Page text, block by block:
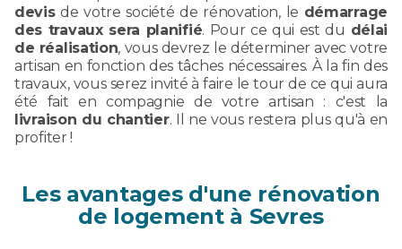
devisde votre société de rénovation, le démarrage
des travaux sera planifié. Pour ce qui est du délai
de réalisation, vous devrez le déterminer avec votre
artisan en fonction des tâches nécessaires. À la fin des
travaux, vous serez invité à faire le tour de ce qui aura
été fait en compagnie de votre artisan : c'est la
livraison du chantier. Il ne vous restera plus qu'à en
profiter !
Les avantages d'une rénovation
de logement à Sevres